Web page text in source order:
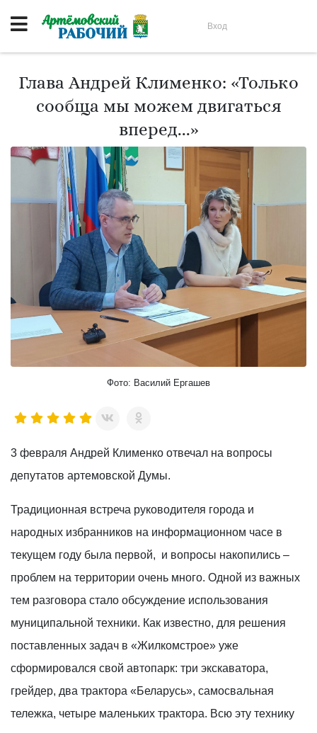
Вход
Глава Андрей Клименко: «Только
сообща мы можем двигаться
вперед...»
Фото: Василий Ергашев
3 февраля Андрей Клименко отвечал на вопросы
депутатов артемовской Думы.
Традиционная встреча руководителя города и
народных избранников на информационном часе в
текущем году была первой, и вопросы накопились –
проблем на территории очень много. Одной из важных
тем разговора стало обсуждение использования
муниципальной техники. Как известно, для решения
поставленных задач в «Жилкомстрое» уже
сформировался свой автопарк: три экскаватора,
грейдер, два трактора «Беларусь», самосвальная
тележка, четыре маленьких трактора. Всю эту технику